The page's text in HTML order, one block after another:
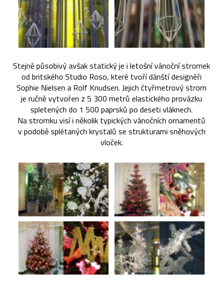
Stejně působivý avšak statický je i letošní vánoční stromek
od britského Studio Roso, které tvoří dánští designéři
Sophie Nielsen a Rolf Knudsen. Jejich čtyřmetrový strom
je ručně vytvořen z 5 300 metrů elastického provázku
spletených do 1 500 paprsků po deseti vláknech.
Na stromku visí i několik typických vánočních ornamentů
v podobě splétaných krystalů se strukturami sněhových
vloček.